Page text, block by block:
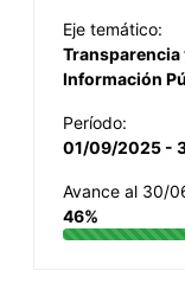
Eje temático:
Transparencia
Información
Período:
01/09/2025 -
Avance al 30/
46%